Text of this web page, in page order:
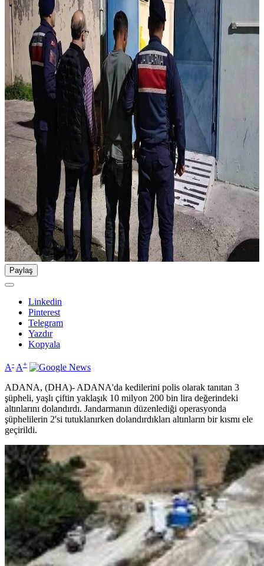
Paylaş
Linkedin
Pinterest
Telegram
Yazdır
Kopyala
A- A+
ADANA, (DHA)- ADANA'da kedilerini polis olarak tanıtan 3
şüpheli, yaşlı çiftin yaklaşık 10 milyon 200 bin lira değerindeki
altınlarını dolandırdı. Jandarmanın düzenlediği operasyonda
şüphelilerin 2'si tutuklanırken dolandırdıkları altınların bir kısmı ele
geçirildi.